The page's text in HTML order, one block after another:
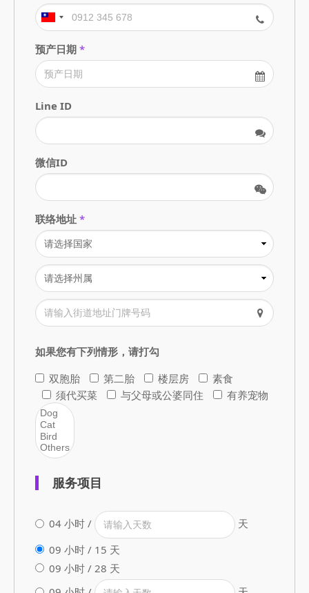
预产日期 *
Line ID
微信ID
联络地址 *
如果您有下列情形，请打勾
双胞胎
第二胎 楼层房
素食
须代买菜
与父母或公婆同住 有养宠物
服务项目
04 小时 /
天
09 小时 / 15 天
09 小时 / 28 天